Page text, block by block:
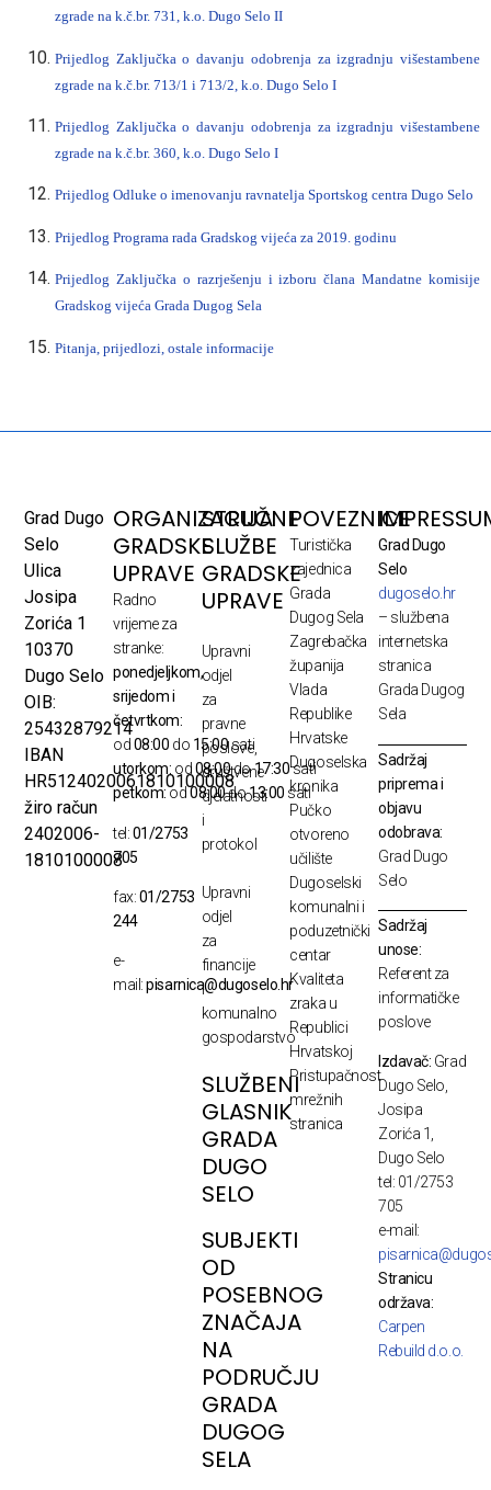
zgrade na k.č.br. 731, k.o. Dugo Selo II
Prijedlog Zaključka o davanju odobrenja za izgradnju višestambene
zgrade na k.č.br. 713/1 i 713/2, k.o. Dugo Selo I
Prijedlog Zaključka o davanju odobrenja za izgradnju višestambene
zgrade na k.č.br. 360, k.o. Dugo Selo I
Prijedlog Odluke o imenovanju ravnatelja Sportskog centra Dugo Selo
Prijedlog Programa rada Gradskog vijeća za 2019. godinu
Prijedlog Zaključka o razrješenju i izboru člana Mandatne komisije
Gradskog vijeća Grada Dugog Sela
Pitanja, prijedlozi, ostale informacije
Grad Dugo
Selo
Ulica
Josipa
Zorića 1
10370
Dugo Selo
OIB:
25432879214
IBAN
HR5124020061810100008
žiro račun
2402006-
1810100008
ORGANIZACIJA
GRADSKE
UPRAVE
Radno
vrijeme za
stranke:
ponedjeljkom,
srijedom i
četvrtkom:
od08:00 do 15:00sati
utorkom: od08:00do17:30sati
petkom:od08:00do13:00 sati
tel:01/2753
705
fax:01/2753
244
e-
mail:pisarnica@dugoselo.hr
STRUČNE
SLUŽBE
GRADSKE
UPRAVE
Upravni
odjel
za
pravne
poslove,
društvene
djelatnosti
i
protokol
Upravni
odjel
za
financije
i
komunalno
gospodarstvo
SLUŽBENI
GLASNIK
GRADA
DUGO
SELO
SUBJEKTI
OD
POSEBNOG
ZNAČAJA
NA
PODRUČJU
GRADA
DUGOG
SELA
POVEZNICE
Turistička
zajednica
Grada
Dugog Sela
Zagrebačka
županija
Vlada
Republike
Hrvatske
Dugoselska
kronika
Pučko
otvoreno
učilište
Dugoselski
komunalni i
poduzetnički
centar
Kvaliteta
zraka u
Republici
Hrvatskoj
Pristupačnost
mrežnih
stranica
Grad Dugo
Selo
dugoselo.hr
– službena
internetska
stranica
Grada Dugog
Sela
Sadržaj
priprema i
objavu
odobrava:
Grad Dugo
Selo
Sadržaj
unose:
Referent za
informatičke
poslove
Izdavač: Grad
Dugo Selo,
Josipa
Zorića 1,
Dugo Selo
tel: 01/2753
705
e-mail:
Stranicu
održava:
Carpen
Rebuild d.o.o.